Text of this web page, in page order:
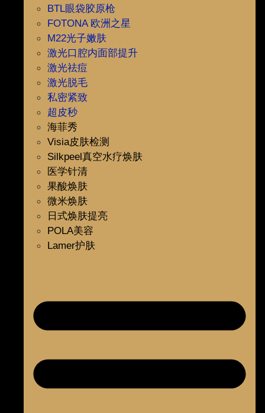
BTL眼袋胶原枪
FOTONA 欧洲之星
M22光子嫩肤
激光口腔内面部提升
激光祛痘
激光脱毛
私密紧致
超皮秒
海菲秀
Visia皮肤检测
Silkpeel真空水疗焕肤
医学针清
果酸焕肤
微米焕肤
日式焕肤提亮
POLA美容
Lamer护肤